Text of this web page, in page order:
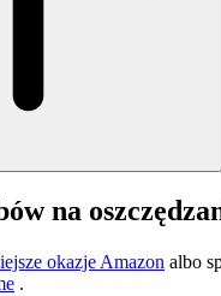
na
okazje Amazon albo
.